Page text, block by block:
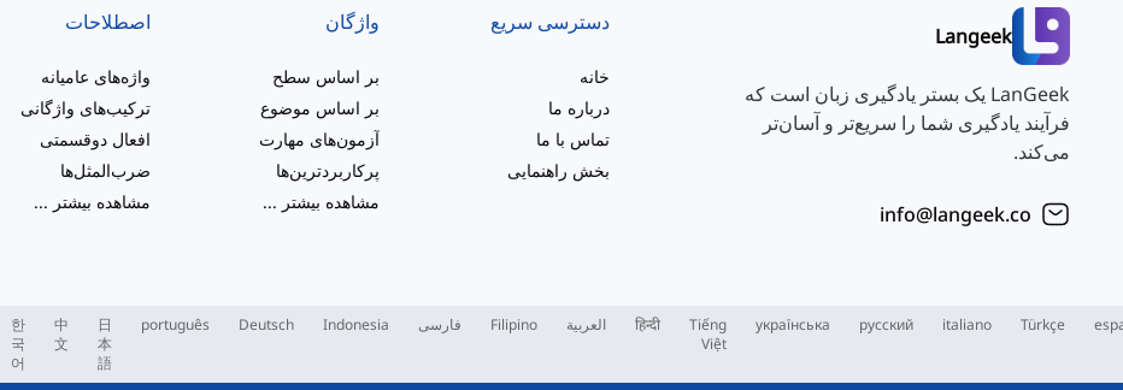
Langeek
LanGeek یک بستر یادگیری زبان است که
فرآیند یادگیری شما را سریع‌تر و آسان‌تر
می‌کند.
info@langeek.co
دسترسی سریع
خانه
درباره ما
تماس با ما
بخش راهنمایی
واژگان
بر اساس سطح
بر اساس موضوع
آزمون‌های مهارت
پرکاربردترین‌ها
مشاهده بیشتر ...
اصطلاحات
واژه‌های عامیانه
ترکیب‌های واژگانی
افعال دوقسمتی
ضرب‌المثل‌ها
مشاهده بیشتر ...
Türkçe
italiano
русский
українська
Tiếng
Việt
हिन्दी العربية Filipino فارسی Indonesia
Deutsch
português
日
本
語
中
文
한
국
어